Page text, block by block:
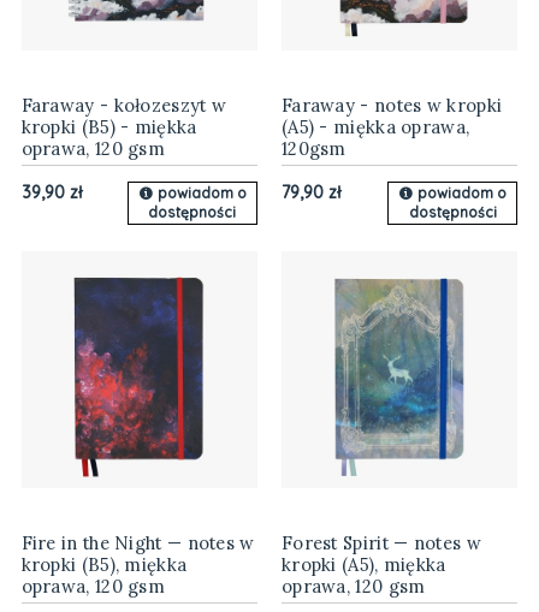
Faraway - kołozeszyt w
kropki (B5) - miękka
oprawa, 120 gsm
39,90 zł
powiadom o
dostępności
Faraway - notes w kropki
(A5) - miękka oprawa,
120gsm
79,90 zł
powiadom o
dostępności
Fire in the Night — notes w
kropki (B5), miękka
oprawa, 120 gsm
Forest Spirit — notes w
kropki (A5), miękka
oprawa, 120 gsm